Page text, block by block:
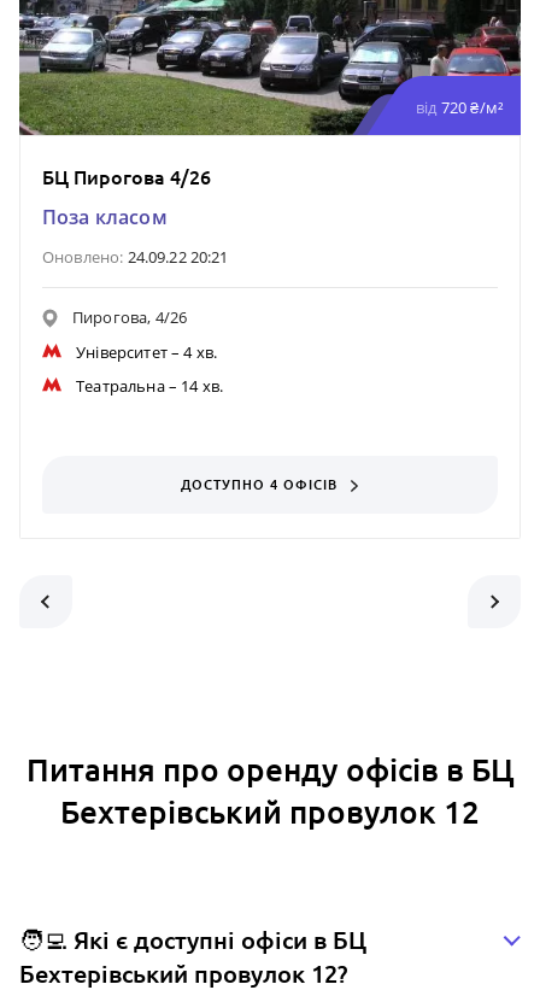
від 720 ₴/м²
БЦ Пирогова 4/26
Поза класом
Оновлено: 24.09.22 20:21
Пирогова, 4/26
Університет– 4 хв.
Театральна– 14 хв.
ДОСТУПНО 4 ОФІСІВ
Питання про оренду офісів в БЦ
Бехтерівський провулок 12
🧑‍💻 Які є доступні офіси в БЦ
Бехтерівський провулок 12?